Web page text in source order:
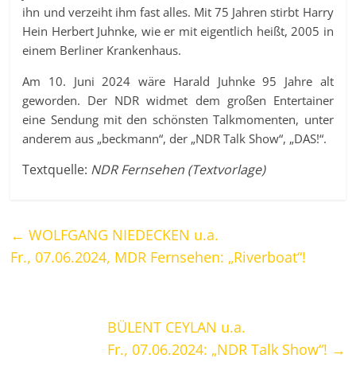
ihn und verzeiht ihm fast alles. Mit 75 Jahren stirbt Harry
Hein Herbert Juhnke, wie er mit eigentlich heißt, 2005 in
einem Berliner Krankenhaus.
Am 10. Juni 2024 wäre Harald Juhnke 95 Jahre alt
geworden. Der NDR widmet dem großen Entertainer
eine Sendung mit den schönsten Talkmomenten, unter
anderem aus „beckmann“, der „NDR Talk Show“, „DAS!“.
Textquelle: NDR Fernsehen (Textvorlage)
← WOLFGANG NIEDECKEN u.a.
Fr., 07.06.2024, MDR Fernsehen: „Riverboat“!
BÜLENT CEYLAN u.a.
Fr., 07.06.2024: „NDR Talk Show“! →